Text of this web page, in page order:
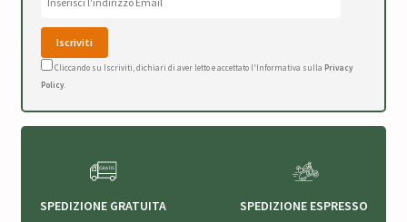
Cliccando su Iscriviti, dichiari di aver letto e accettato l'Informativa sulla Privacy
Policy.
SPEDIZIONE GRATUITA SPEDIZIONE ESPRESSO